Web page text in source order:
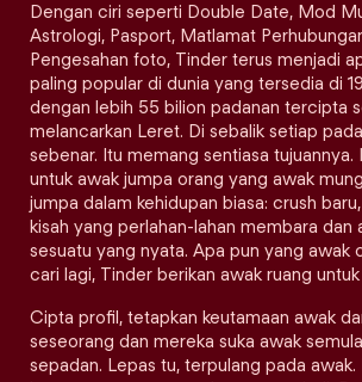
Dengan ciri seperti Double Date, Mod
Astrologi, Pasport, Matlamat
Pengesahan foto, Tinder terus menjadi
paling popular di dunia yang tersedia di
dengan lebih 55 bilion padanan tercipta
melancarkan Leret. Di sebalik setiap
sebenar. Itu memang sentiasa tujuannya.
untuk awak jumpa orang yang awak
jumpa dalam kehidupan biasa: crush
kisah yang perlahan-lahan membara dan
sesuatu yang nyata. Apa pun yang awak
cari lagi, Tinder berikan awak ruang
Cipta profil, tetapkan keutamaan awak
seseorang dan mereka suka awak
sepadan. Lepas tu, terpulang pada awak.